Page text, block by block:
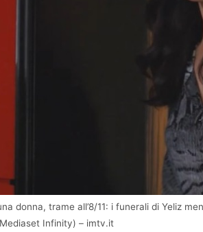
donna, trame all’8/11: i funerali di Yeliz
Infinity) – imtv.it